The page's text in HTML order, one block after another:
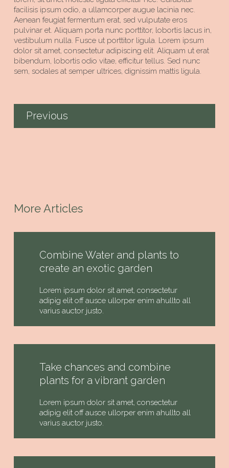
facilisis ipsum odio, a ullamcorper augue lacinia nec.
Aenean feugiat fermentum erat, sed vulputate eros
pulvinar et. Aliquam porta nunc porttitor, lobortis lacus in,
vestibulum nulla. Fusce ut porttitor ligula. Lorem ipsum
dolor sit amet, consectetur adipiscing elit. Aliquam ut erat
bibendum, lobortis odio vitae, efficitur tellus. Sed nunc
sem, sodales at semper ultrices, dignissim mattis ligula.
Previous
More Articles
Combine Water and plants to
create an exotic garden
Lorem ipsum dolor sit amet, consectetur
adipig elit off ausce ullorper enim ahullto all
varius auctor justo.
Take chances and combine
plants for a vibrant garden
Lorem ipsum dolor sit amet, consectetur
adipig elit off ausce ullorper enim ahullto all
varius auctor justo.